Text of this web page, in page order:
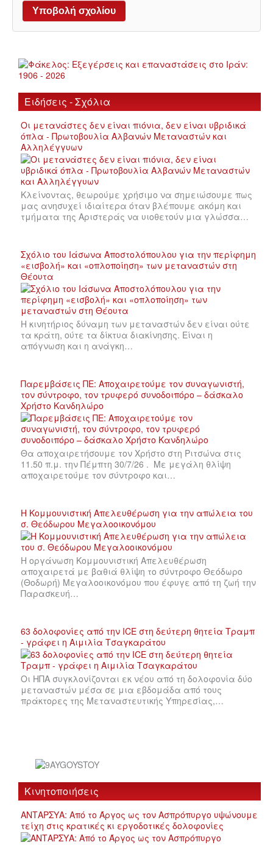
Ειδήσεις - Σχόλια
Οι μετανάστες δεν είναι πιόνια, δεν είναι υβριδικά
όπλα - Πρωτοβουλία Αλβανών Μεταναστών και
Αλληλέγγυων
Κλείνοντας, θεωρούμε χρήσιμο να σημειώσουμε πως
μας ανησυχεί ιδιαίτερα όταν βλέπουμε ακόμη και
τμήματα της Αριστεράς να υιοθετούν μια γλώσσα…
Σχόλιο του Ιάσωνα Αποστολόπουλου για την περίφημη
«εισβολή» και «οπλοποίηση» των μεταναστών στη
Θέουτα
Η κινητήριος δύναμη των μεταναστών δεν είναι ούτε
τα κράτη, ούτε τα δίκτυα διακίνησης. Είναι η
απόγνωση και η ανάγκη…
Παρεμβάσεις ΠΕ: Αποχαιρετούμε τον συναγωνιστή,
τον σύντροφο, τον τρυφερό συνοδοιπόρο – δάσκαλο
Χρήστο Κανδηλώρο
Θα αποχαιρετήσουμε τον Χρήστο στη Ριτσώνα στις
11.50 π.μ. την Πέμπτη 30/7/26 . Με μεγάλη θλίψη
αποχαιρετούμε τον σύντροφο και…
Η Κομμουνιστική Απελευθέρωση για την απώλεια του
σ. Θεόδωρου Μεγαλοοικονόμου
Η οργάνωση Κομμουνιστική Απελευθέρωση
αποχαιρετά με βαθιά θλίψη το σύντροφο Θεόδωρο
(Θοδωρή) Μεγαλοοικονόμου που έφυγε από τη ζωή την
Παρασκευή…
63 δολοφονίες από την ICE στη δεύτερη θητεία Τραμπ
- γράφει η Αιμιλία Τσαγκαράτου
Οι ΗΠΑ συγκλονίζονται εκ νέου από τη δολοφονία δύο
μεταναστών μέσα σε μια εβδομάδα από τους
πράκτορες της Μεταναστευτικής Υπηρεσίας,…
Κινητοποιήσεις
ΑΝΤΑΡΣΥΑ: Από το Άργος ως τον Ασπρόπυργο υψώνουμε
τείχη στις κρατικές κι εργοδοτικές δολοφονίες